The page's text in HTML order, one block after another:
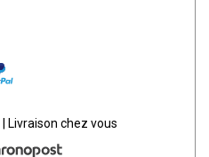
Livraison chez vous